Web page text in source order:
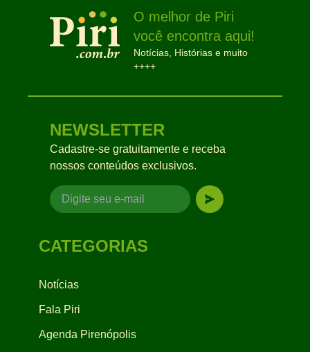
O melhor de Piri
você encontra aqui!
Notícias, Histórias e muito
++++
NEWSLETTER
Cadastre-se gratuitamente e receba
nossos conteúdos exclusivos.
CATEGORIAS
Notícias
Fala Piri
Agenda Pirenópolis